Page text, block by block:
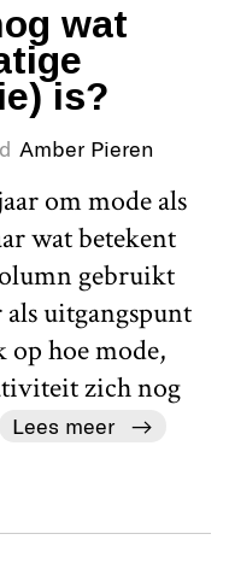
wat
is?
Amber Pieren
om mode als
wat betekent
gebruikt
uitgangspunt
hoe mode,
zich nog
Lees meer